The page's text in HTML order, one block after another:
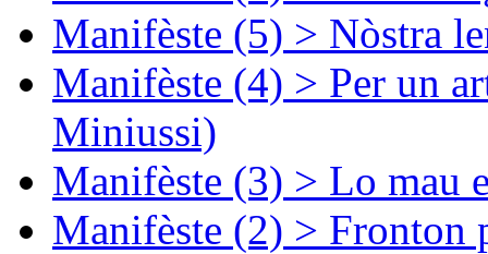
Manifèste (5) > Nòstra
Manifèste (4) > Per un
Miniussi)
Manifèste (3) > Lo mau
Manifèste (2) > Fronton